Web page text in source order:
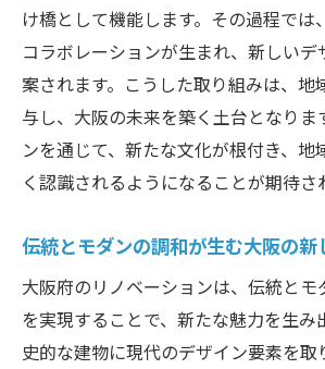
け橋として機能します。その過程では
コラボレーションが生まれ、新しいデ
案されます。こうした取り組みは、地
与し、大阪の未来を築く土台となりま
ンを通じて、新たな文化が根付き、地
く認識されるようになることが期待さ
伝統とモダンの調和が生む大阪の新
大阪府のリノベーションは、伝統とモ
を実現することで、新たな魅力を生み
史的な建物に現代のデザイン要素を取